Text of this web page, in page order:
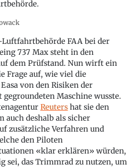
Luftfahrtbehörde FAA bei der
737 Max steht in den
dem Prüfstand. Nun wirft ein
Frage auf, wie viel die
von den Risiken der
Maschine wusste.
Reuters hat sie den
auch deshalb als sicher
zusätzliche Verfahren und
den Piloten
«klar erklären» würden,
sei, das Trimmrad zu nutzen, um